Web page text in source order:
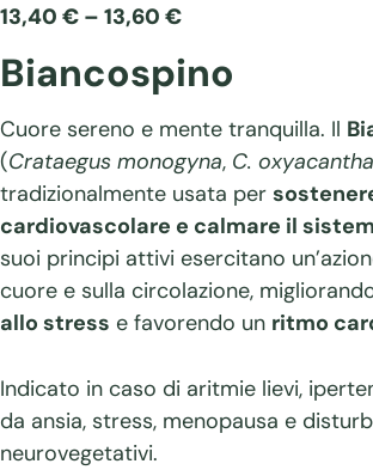
13,40 € – 13,60 €
Biancospino
Cuore sereno e mente tranquilla. Il
(Crataegus monogyna, C. oxyacantha
tradizionalmente usata per
cardiovascolare e calmare il
suoi principi attivi esercitano
cuore e sulla circolazione,
allo stress e favorendo un ritmo
Indicato in caso di aritmie lievi,
da ansia, stress, menopausa e
neurovegetativi.